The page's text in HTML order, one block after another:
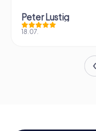
Peter Lustig
18.07.